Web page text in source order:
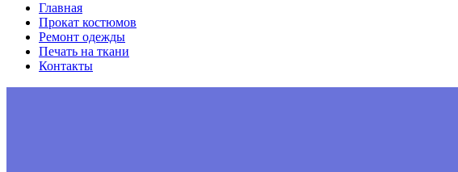
Главная
Прокат костюмов
Ремонт одежды
Печать на ткани
Контакты